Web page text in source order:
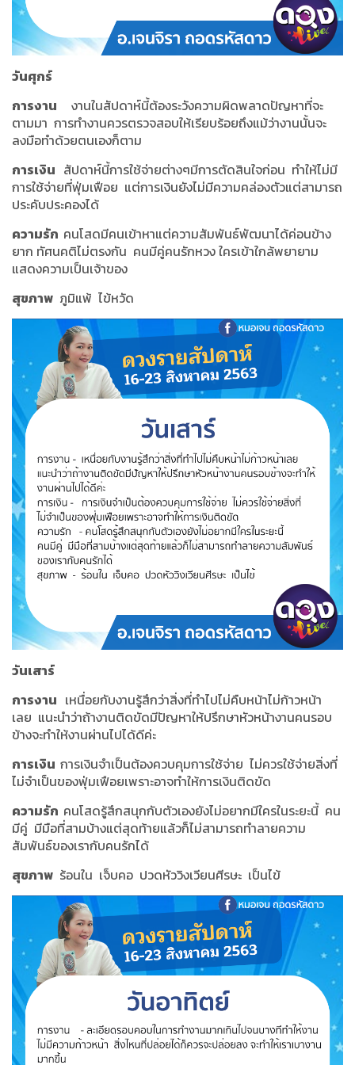
วันศุกร์
การงาน
งานในสัปดาห์นี้ต้องระวังความผิดพลาดปัญหาที่จะ
ตามมา การทำงานควรตรวจสอบให้เรียบร้อยถึงแม้ว่างานนั้นจะ
ลงมือทำด้วยตนเองก็ตาม
การเงิน สัปดาห์นี้การใช้จ่ายต่างๆมีการตัดสินใจก่อน ทำให้ไม่มี
การใช้จ่ายที่ฟุ่มเฟือย แต่การเงินยังไม่มีความคล่องตัวแต่สามารถ
ประคับประคองได้
ความรัก คนโสดมีคนเข้าหาแต่ความสัมพันธ์พัฒนาได้ค่อนข้าง
ยาก ทัศนคติไม่ตรงกัน คนมีคู่คนรักหวง ใครเข้าใกล้พยายาม
แสดงความเป็นเจ้าของ
สุขภาพ ภูมิแพ้ ไข้หวัด
วันเสาร์
การงาน เหนื่อยกับงานรู้สึกว่าสิ่งที่ทำไปไม่คืบหน้าไม่ก้าวหน้า
เลย แนะนำว่าถ้างานติดขัดมีปัญหาให้ปรึกษาหัวหน้างานคนรอบ
ข้างจะทำให้งานผ่านไปได้ดีค่ะ
การเงิน การเงินจำเป็นต้องควบคุมการใช้จ่าย ไม่ควรใช้จ่ายสิ่งที่
ไม่จำเป็นของฟุ่มเฟือยเพราะอาจทำให้การเงินติดขัด
ความรัก คนโสดรู้สึกสนุกกับตัวเองยังไม่อยากมีใครในระยะนี้ คน
มีคู่ มีมือที่สามบ้างแต่สุดท้ายแล้วก็ไม่สามารถทำลายความ
สัมพันธ์ของเรากับคนรักได้
สุขภาพ ร้อนใน เจ็บคอ ปวดหัววิงเวียนศีรษะ เป็นไข้